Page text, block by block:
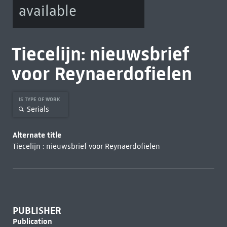
available
Tiecelijn: nieuwsbrief
voor Reynaerdofielen
IS TYPE OF WORK
Serials
Alternate title
Tiecelijn : nieuwsbrief voor Reynaerdofielen
PUBLISHER
Publication